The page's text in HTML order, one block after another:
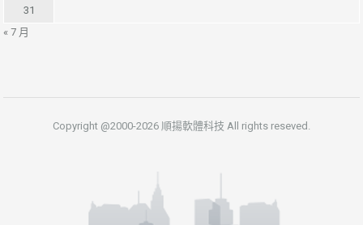
31
« 7 月
Copyright @2000-2026 順揚軟體科技 All rights reseved.